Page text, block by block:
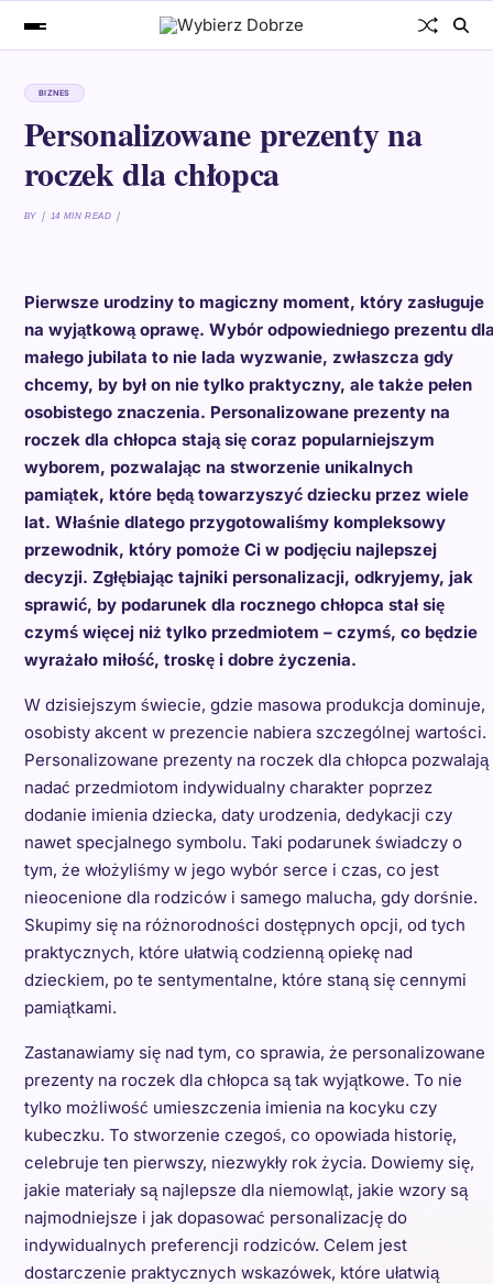
BIZNES
Personalizowane prezenty na
roczek dla chłopca
BY 14 MIN READ
Pierwsze urodziny to magiczny moment, który zasługuje
na wyjątkową oprawę. Wybór odpowiedniego prezentu
małego jubilata to nie lada wyzwanie, zwłaszcza gdy
chcemy, by był on nie tylko praktyczny, ale także pełen
osobistego znaczenia. Personalizowane prezenty na
roczek dla chłopca stają się coraz popularniejszym
wyborem, pozwalając na stworzenie unikalnych
pamiątek, które będą towarzyszyć dziecku przez wiele
lat. Właśnie dlatego przygotowaliśmy kompleksowy
przewodnik, który pomoże Ci w podjęciu najlepszej
decyzji. Zgłębiając tajniki personalizacji, odkryjemy, jak
sprawić, by podarunek dla rocznego chłopca stał się
czymś więcej niż tylko przedmiotem – czymś, co będzie
wyrażało miłość, troskę i dobre życzenia.
W dzisiejszym świecie, gdzie masowa produkcja dominuje,
osobisty akcent w prezencie nabiera szczególnej wartości.
Personalizowane prezenty na roczek dla chłopca pozwalają
nadać przedmiotom indywidualny charakter poprzez
dodanie imienia dziecka, daty urodzenia, dedykacji czy
nawet specjalnego symbolu. Taki podarunek świadczy o
tym, że włożyliśmy w jego wybór serce i czas, co jest
nieocenione dla rodziców i samego malucha, gdy dorśnie.
Skupimy się na różnorodności dostępnych opcji, od tych
praktycznych, które ułatwią codzienną opiekę nad
dzieckiem, po te sentymentalne, które staną się cennymi
pamiątkami.
Zastanawiamy się nad tym, co sprawia, że personalizowane
prezenty na roczek dla chłopca są tak wyjątkowe. To nie
tylko możliwość umieszczenia imienia na kocyku czy
kubeczku. To stworzenie czegoś, co opowiada historię,
celebruje ten pierwszy, niezwykły rok życia. Dowiemy się,
jakie materiały są najlepsze dla niemowląt, jakie wzory są
najmodniejsze i jak dopasować personalizację do
indywidualnych preferencji rodziców. Celem jest
dostarczenie praktycznych wskazówek, które ułatwią